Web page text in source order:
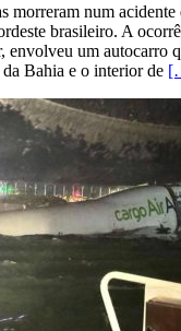
morreram num
brasileiro. A
envolveu um autocarro
Bahia e o interior de